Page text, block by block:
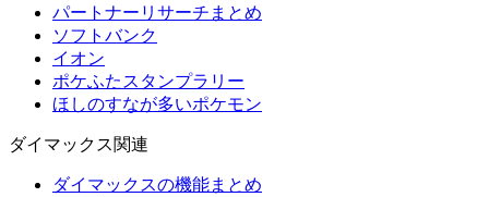
パートナーリサーチまとめ
ソフトバンク
イオン
ポケふたスタンプラリー
ほしのすなが多いポケモン
ダイマックス関連
ダイマックスの機能まとめ